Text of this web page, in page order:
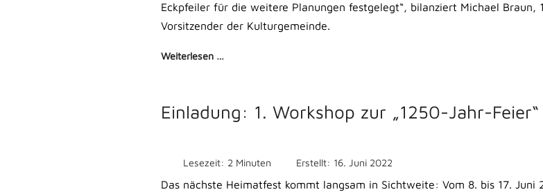
Eckpfeiler für die weitere Planungen festgelegt“, bilanziert Michael Braun,
Vorsitzender der Kulturgemeinde.
Weiterlesen …
Einladung: 1. Workshop zur „1250-Jahr-Feier“
Lesezeit: 2 Minuten Erstellt: 16. Juni 2022
Das nächste Heimatfest kommt langsam in Sichtweite: Vom 8. bis 17.